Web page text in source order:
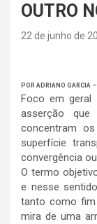
OUTRO
22 de junho de
POR ADRIANO GARCIA
Foco em
asserção
concentram
superfície
convergência
O termo
e nesse
tanto como
mira de uma